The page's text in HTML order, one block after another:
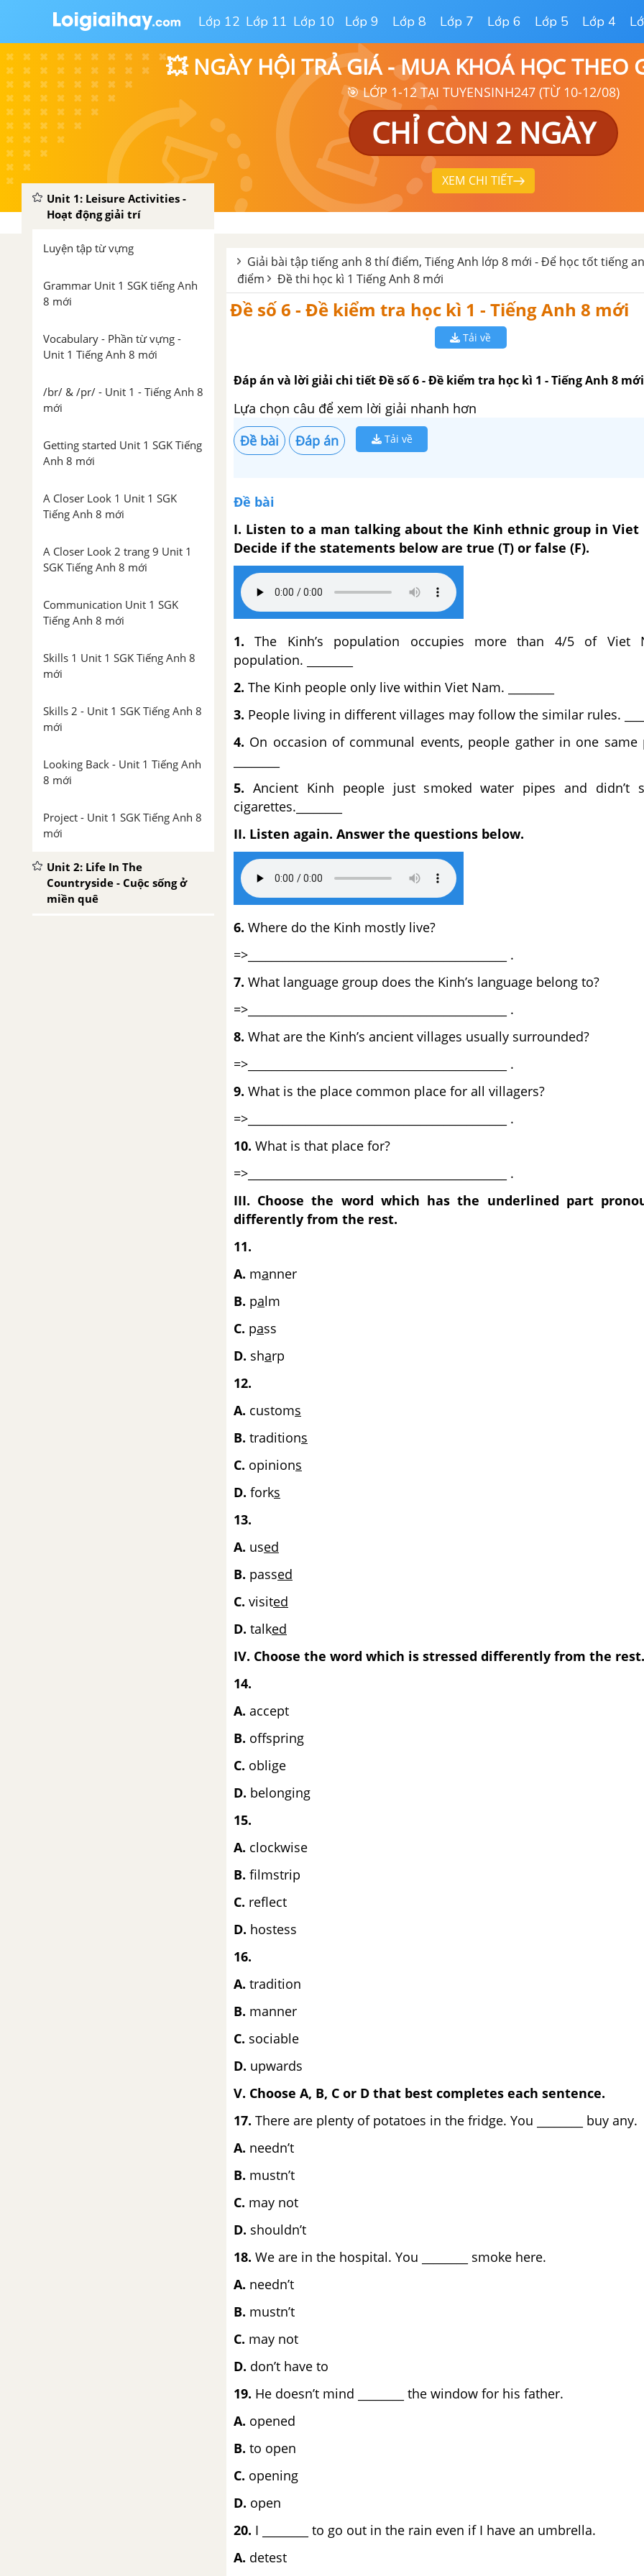
Lớp 12 Lớp 11 Lớp 10 Lớp 9 Lớp 8 Lớp 7 Lớp 6 Lớp 5 Lớp 4
💥 NGÀY HỘI TRẢ GIÁ - MUA KHOÁ HỌC THEO
🎯 LỚP 1-12 TẠI TUYENSINH247 (TỪ 10-12/08)
CHỈ CÒN 2 NGÀY
XEM CHI TIẾT
Unit 1: Leisure Activities -
Hoạt động giải trí
Luyện tập từ vựng
Grammar Unit 1 SGK tiếng Anh
8 mới
Vocabulary - Phần từ vựng -
Unit 1 Tiếng Anh 8 mới
/br/ & /pr/ - Unit 1 - Tiếng Anh 8
mới
Getting started Unit 1 SGK Tiếng
Anh 8 mới
A Closer Look 1 Unit 1 SGK
Tiếng Anh 8 mới
A Closer Look 2 trang 9 Unit 1
SGK Tiếng Anh 8 mới
Communication Unit 1 SGK
Tiếng Anh 8 mới
Skills 1 Unit 1 SGK Tiếng Anh 8
mới
Skills 2 - Unit 1 SGK Tiếng Anh 8
mới
Looking Back - Unit 1 Tiếng Anh
8 mới
Project - Unit 1 SGK Tiếng Anh 8
mới
Unit 2: Life In The
Countryside - Cuộc sống ở
miền quê
Giải bài tập tiếng anh 8 thí điểm, Tiếng Anh lớp 8 mới - Để học tốt tiếng
điểm
Đề thi học kì 1 Tiếng Anh 8 mới
Đề số 6 - Đề kiểm tra học kì 1 - Tiếng Anh 8 mới
Tải về
Đáp án và lời giải chi tiết Đề số 6 - Đề kiểm tra học kì 1 - Tiếng Anh 8 mới
Lựa chọn câu để xem lời giải nhanh hơn
Đề bài
Đáp án Tải về
Đề bài
I. Listen to a man talking about the Kinh ethnic group in Viet
Decide if the statements below are true (T) or false (F).
1.The Kinh’s population occupies more than 4/5 of Viet
population. ________
2. The Kinh people only live within Viet Nam. ________
3. People living in different villages may follow the similar rules.
4. On occasion of communal events, people gather in one same
5. Ancient Kinh people just smoked water pipes and didn’t
cigarettes.________
II. Listen again. Answer the questions below.
6. Where do the Kinh mostly live?
=>_____________________________________________ .
7. What language group does the Kinh’s language belong to?
=>_____________________________________________ .
8. What are the Kinh’s ancient villages usually surrounded?
=>_____________________________________________ .
9. What is the place common place for all villagers?
=>_____________________________________________ .
10. What is that place for?
=>_____________________________________________ .
III. Choose the word which has the underlined part
differently from the rest.
11.
A. manner
B. palm
C. pass
D. sharp
12.
A. customs
B. traditions
C. opinions
D. forks
13.
A. used
B. passed
C. visited
D. talked
IV. Choose the word which is stressed differently from the rest.
14.
A. accept
B. offspring
C. oblige
D. belonging
15.
A. clockwise
B. filmstrip
C. reflect
D. hostess
16.
A. tradition
B. manner
C. sociable
D. upwards
V. Choose A, B, C or D that best completes each sentence.
17. There are plenty of potatoes in the fridge. You ________ buy any.
A. needn’t
B. mustn’t
C. may not
D. shouldn’t
18. We are in the hospital. You ________ smoke here.
A. needn’t
B. mustn’t
C. may not
D. don’t have to
19. He doesn’t mind ________ the window for his father.
A. opened
B. to open
C. opening
D. open
20. I ________ to go out in the rain even if I have an umbrella.
A. detest